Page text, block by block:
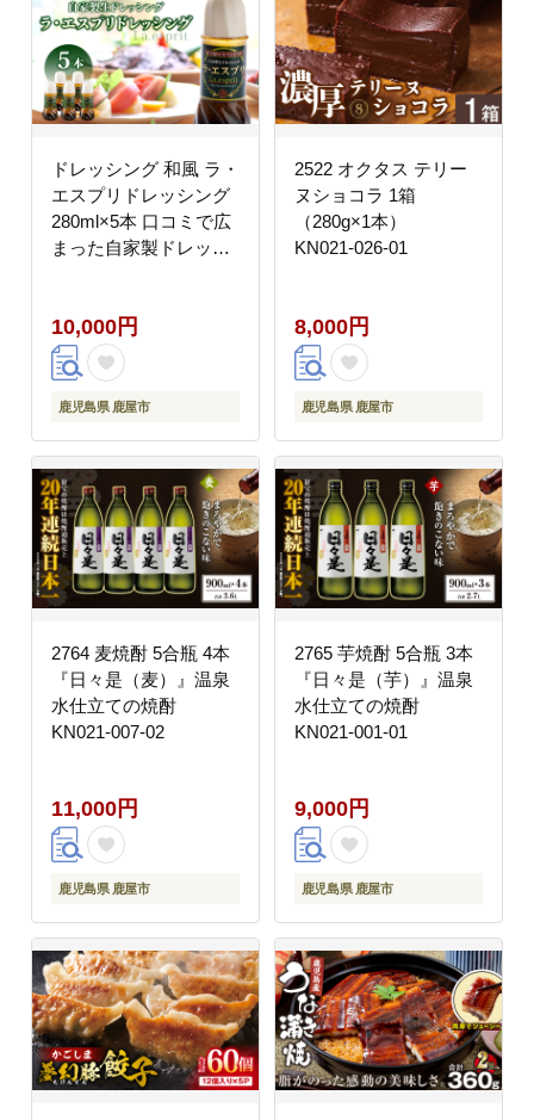
ドレッシング 和風 ラ・
エスプリドレッシング
280ml×5本 口コミで広
まった自家製ドレッシ
たれ 調味料 サラダ カ
ルパッチョ【財宝】
KN021-033-02
10,000円
鹿児島県 鹿屋市
2522 オクタス テリー
ヌショコラ 1箱
（280g×1本）
KN021-026-01
8,000円
鹿児島県 鹿屋市
2764 麦焼酎 5合瓶 4本
『日々是（麦）』温泉
水仕立ての焼酎
KN021-007-02
11,000円
鹿児島県 鹿屋市
2765 芋焼酎 5合瓶 3本
『日々是（芋）』温泉
水仕立ての焼酎
KN021-001-01
9,000円
鹿児島県 鹿屋市